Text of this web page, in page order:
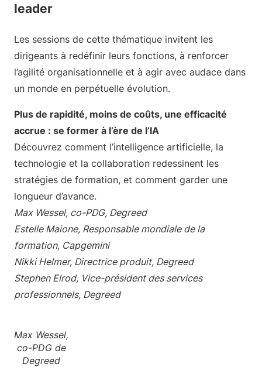
leader
Les sessions de cette thématique invitent les
dirigeants à redéfinir leurs fonctions, à renforcer
l’agilité organisationnelle et à agir avec audace dans
un monde en perpétuelle évolution.
Plus de rapidité, moins de coûts, une efficacité
accrue : se former à l’ère de l’IA
Découvrez comment l’intelligence artificielle, la
technologie et la collaboration redessinent les
stratégies de formation, et comment garder une
longueur d’avance.
Max Wessel, co-PDG, Degreed
Estelle Maione, Responsable mondiale de la
formation, Capgemini
Nikki Helmer, Directrice produit, Degreed
Stephen Elrod, Vice-président des services
professionnels, Degreed
Max Wessel,
co-PDG de
Degreed